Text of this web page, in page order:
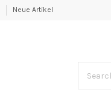
Neue Artikel